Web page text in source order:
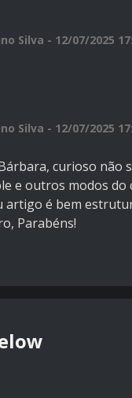
Silva - 12/07/2025
Silva - 12/07/2025
curioso não
e outros modos do
artigo é bem
Parabéns!